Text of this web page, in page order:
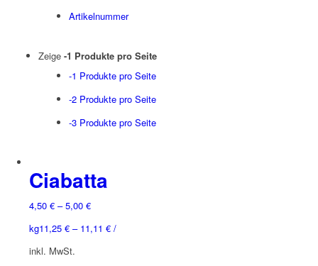
Artikelnummer
Zeige -1 Produkte pro Seite
-1 Produkte pro Seite
-2 Produkte pro Seite
-3 Produkte pro Seite
Ciabatta
4,50 €–5,00 €
11,25 €– 11,11 €/
kg
inkl. MwSt.